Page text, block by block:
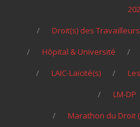
Droit(s) des Travailleurs
Hôpital & Université
LAIC-Laïcité(s)
LM-DP
Marathon du Droit